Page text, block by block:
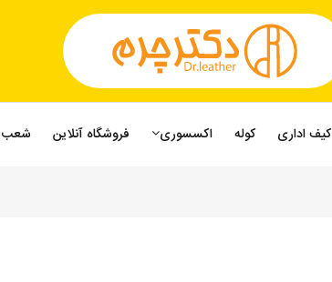
کیف اداری کوله اکسسوری فروشگاه آنلاین شعب